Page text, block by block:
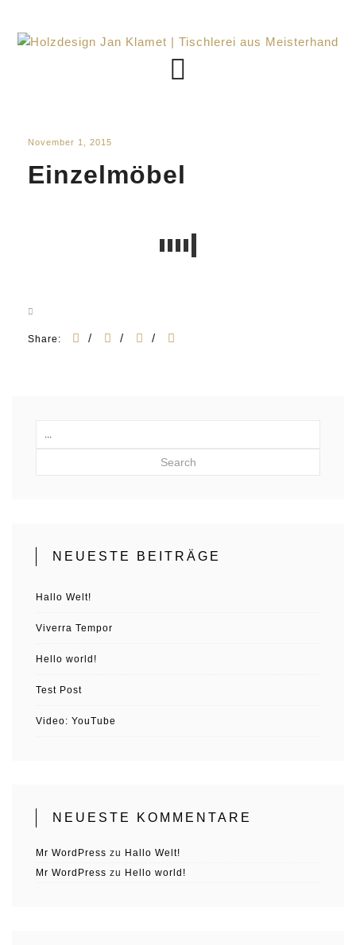
November 1, 2015
Einzelmöbel
Share: / / /
Search
NEUESTE BEITRÄGE
Hallo Welt!
Viverra Tempor
Hello world!
Test Post
Video: YouTube
NEUESTE KOMMENTARE
Mr WordPress zu Hallo Welt!
Mr WordPress zu Hello world!